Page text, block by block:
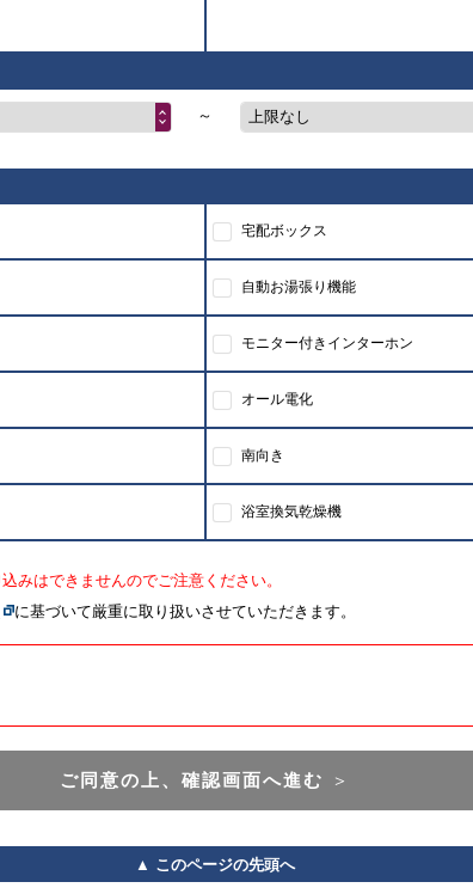
～
上限なし
宅配ボックス
自動お湯張り機能
モニター付きインターホン
オール電化
南向き
浴室換気乾燥機
みはできませんのでご注意ください。
に基づいて厳重に取り扱いさせていただきます。
ご同意の上、確認画面へ進む ＞
▲ このページの先頭へ